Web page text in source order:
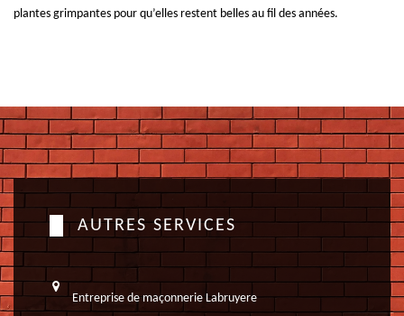
plantes grimpantes pour qu’elles restent belles au fil des années.
AUTRES SERVICES
Entreprise de maçonnerie Labruyere